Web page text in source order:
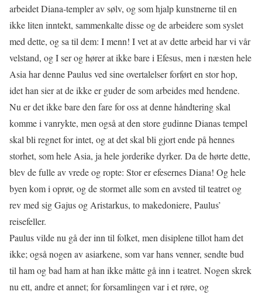
arbeidet Diana-templer av sølv, og som hjalp kunstnerne til en
ikke liten inntekt, sammenkalte disse og de arbeidere som syslet
med dette, og sa til dem: I menn! I vet at av dette arbeid har vi vår
velstand, og I ser og hører at ikke bare i Efesus, men i næsten hele
Asia har denne Paulus ved sine overtalelser forført en stor hop,
idet han sier at de ikke er guder de som arbeides med hendene.
Nu er det ikke bare den fare for oss at denne håndtering skal
komme i vanrykte, men også at den store gudinne Dianas tempel
skal bli regnet for intet, og at det skal bli gjort ende på hennes
storhet, som hele Asia, ja hele jorderike dyrker. Da de hørte dette,
blev de fulle av vrede og ropte: Stor er efesernes Diana! Og hele
byen kom i oprør, og de stormet alle som en avsted til teatret og
rev med sig Gajus og Aristarkus, to makedoniere, Paulus’
reisefeller.
Paulus vilde nu gå der inn til folket, men disiplene tillot ham det
ikke; også nogen av asiarkene, som var hans venner, sendte bud
til ham og bad ham at han ikke måtte gå inn i teatret. Nogen skrek
nu ett, andre et annet; for forsamlingen var i et røre, og